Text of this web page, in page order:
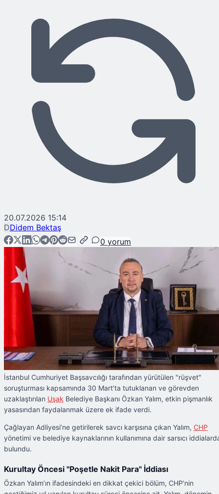
20.07.2026 15:14
DDidem Bektaş
0 yorum
İstanbul Cumhuriyet Başsavcılığı tarafından yürütülen "rüşvet"
soruşturması kapsamında 30 Mart’ta tutuklanan ve görevden
uzaklaştırılan Uşak Belediye Başkanı Özkan Yalım, etkin pişmanlık
yasasından faydalanmak üzere ek ifade verdi.
Çağlayan Adliyesi’ne getirilerek savcı karşısına çıkan Yalım, CHP
yönetimi ve belediye kaynaklarının kullanımına dair sarsıcı
bulundu.
Kurultay Öncesi "Poşetle Nakit Para" İddiası
Özkan Yalım’ın ifadesindeki en dikkat çekici bölüm, CHP’nin